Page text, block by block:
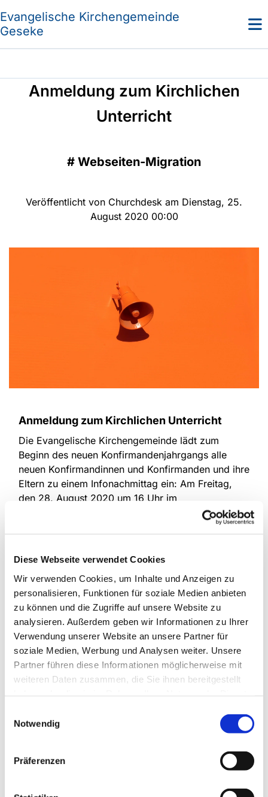
Diese Webseite verwendet Cookies
Wir verwenden Cookies, um Inhalte und Anzeigen zu
personalisieren, Funktionen für soziale Medien anbieten
zu können und die Zugriffe auf unsere Website zu
analysieren. Außerdem geben wir Informationen zu Ihrer
Verwendung unserer Website an unsere Partner für
soziale Medien, Werbung und Analysen weiter. Unsere
Partner führen diese Informationen möglicherweise mit
weiteren Daten zusammen, die Sie ihnen bereitgestellt
Notwendig
Präferenzen
Evangelische Kirchengemeinde
Geseke
Anmeldung zum Kirchlichen
Unterricht
# Webseiten-Migration
Veröffentlicht von Churchdesk am Dienstag, 25.
August 2020 00:00
Anmeldung zum Kirchlichen Unterricht
Die Evangelische Kirchengemeinde lädt zum
Beginn des neuen Konfirmandenjahrgangs alle
neuen Konfirmandinnen und Konfirmanden und ihre
Eltern zu einem Infonachmittag ein: Am Freitag,
den 28. August 2020 um 16 Uhr im
Bodelschwingh-Haus (Auf den Strickern 43).
Hier soll Gelegenheit dazu sein, sich über Form
auch in diesen Zeiten zu informieren und über
mögliche Fragen ins Gespräch zu kommen.
Angesprochen sind alle evangelischen
Jugendlichen, die gerade mit der 7. Klasse
beginnen. Eine Anmeldung zum
Konfirmandenunterricht kann an diesem Termin
erfolgen oder schon vorher im Gemeindebüro
abgegeben werden.
Pfarrerin Rebecca Basse
(rebecca.basse@evangelisch-in-geseke.de oder